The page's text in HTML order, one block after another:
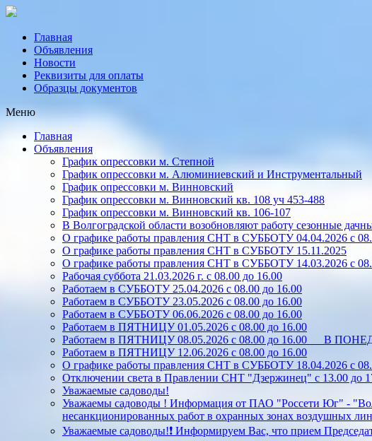
Главная
Объявления
Новости
Реквизиты для оплаты
Образцы документов
Меню
Главная
Объявления
График опрессовки м. Степной
График опрессовки м. Алюминиевский и Инструментальный
График опрессовки м. Винновский
График опрессовки м. Винновский кв. 108 уч 453-488
График опрессовки м. Винновский кв. 106-107
В Волгоградской области возобновляют работу сезонные
О графике работы правления СНТ в СУББОТУ 04.04.2026 с
О графике работы правления СНТ в СУББОТУ 15.11.2025
О графике работы правления СНТ в СУББОТУ 14.03.2026 с
Рабочая суббота 21.03.2026 г. с 08.00 до 16.00
Работаем в СУББОТУ 25.04.2026 с 08.00 до 16.00
Работаем в СУББОТУ 23.05.2026 с 08.00 до 16.00
Работаем в СУББОТУ 06.06.2026 с 08.00 до 16.00
Работаем в ПЯТНИЦУ 01.05.2026 с 08.00 до 16.00
Работаем в ПЯТНИЦУ 08.05.2026 с 08.00 до 16.00 В
Работаем в ПЯТНИЦУ 12.06.2026 с 08.00 до 16.00
О графике работы правления СНТ в СУББОТУ 18.04.2026 с
Отключении света в Правлении СНТ "Дзержинец" с 13.00 до
Уважаемые садоводы!
Уважаемы садоводы ! Информация от ПАО "Россети Юг" -
несанкционированных работ в охранных зонах воздушных
Уважаемые садоводы!❗ Информируем Вас, что прием